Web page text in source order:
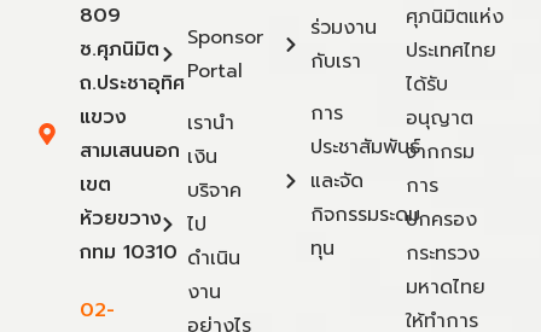
809
ซ.ศุภนิมิต
ถ.ประชาอุทิศ
แขวง
สามเสนนอก
เขต
ห้วยขวาง
กทม 10310
02-
Sponsor
Portal
เรานำ
เงิน
บริจาค
ไป
ดำเนิน
งาน
ร่วมงาน
กับเรา
การ
ประชาสัมพันธ์
และจัด
กิจกรรมระดม
ทุน
ศุภนิมิตแห่ง
ประเทศไทย
ได้รับ
อนุญาต
จากกรม
การ
ปกครอง
กระทรวง
มหาดไทย
ให้ทำการ